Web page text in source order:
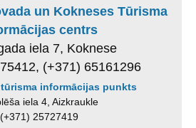
un Kokneses Tūrisma
centrs
iela 7, Koknese
(+371) 65161296
informācijas punkts
iela 4, Aizkraukle
(+371) 25727419